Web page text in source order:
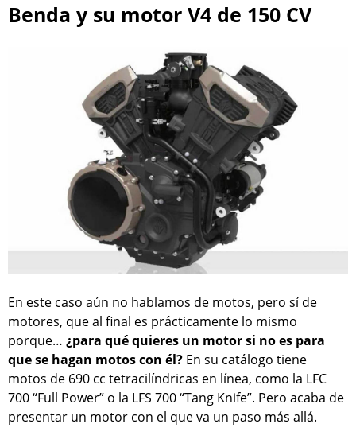
Benda y su motor V4 de 150 CV
En este caso aún no hablamos de motos, pero sí de
motores, que al final es prácticamente lo mismo
porque… ¿para qué quieres un motor si no es para
que se hagan motos con él? En su catálogo tiene
motos de 690 cc tetracilíndricas en línea, como la LFC
700 “Full Power” o la LFS 700 “Tang Knife”. Pero acaba de
presentar un motor con el que va un paso más allá.